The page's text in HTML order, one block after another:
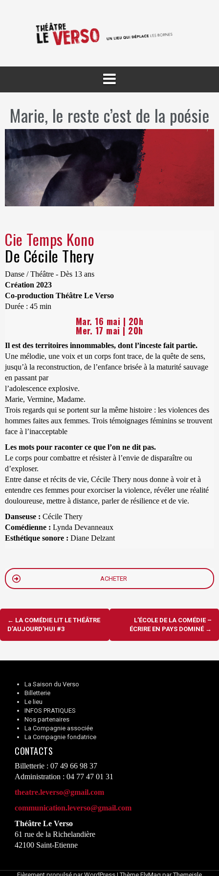
Marie, le reste c’est de la poésie
Cie Temps Kono
De Cécile Thery
Danse / Théâtre - Dès 13 ans
Création 2023
Co-production Théâtre Le Verso
Durée : 45 min
Mar. 16 mai | 20h
Mer. 17 mai | 20h
Il est des territoires innommables, dont l’inceste fait partie.
Une mélodie, une voix et un corps font trace, de la quête de sens,
jusqu’à la reconstruction, de l’enfance brisée à la maturité sauvage
en passant par
l’adolescence explosive.
Marie, Vermine, Madame.
Trois regards qui se portent sur la même histoire : les violences des
hommes faites aux femmes. Trois témoignages féminins se trouvent
face à l’inacceptable
Les mots pour raconter ce que l’on ne dit pas.
Le corps pour combattre et résister à l’envie de disparaître ou
d’exploser.
Entre danse et récits de vie, Cécile Thery nous donne à voir et à
entendre ces femmes pour exorciser la violence, révéler une réalité
douloureuse, mettre à distance, parler de résilience et de vie.
Danseuse : Cécile Thery
Comédienne : Lynda Devanneaux
Esthétique sonore : Diane Delzant
ACHETER
Navigation
d'article
← LA COMÉDIE LIT LE THÉÂTRE
D’AUJOURD’HUI #3
L’ÉCOLE DE LA COMÉDIE –
ÉCRIRE EN PAYS DOMINÉ →
La Saison du Verso
Billetterie
Le lieu
INFOS PRATIQUES
Nos partenaires
La Compagnie associée
La Compagnie fondatrice
CONTACTS
Billetterie : 07 49 66 98 37
Administration : 04 77 47 01 31
theatre.leverso@gmail.com
communication.leverso@gmail.com
Théâtre Le Verso
61 rue de la Richelandière
42100 Saint-Etienne